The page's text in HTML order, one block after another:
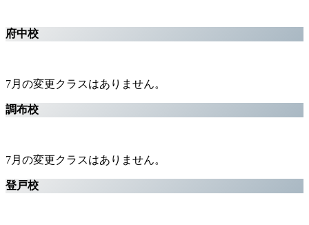
府中校
7月の変更クラスはありません。
調布校
7月の変更クラスはありません。
登戸校